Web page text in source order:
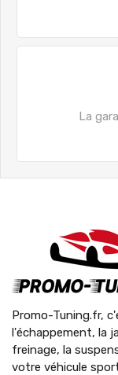
La
Promo-Tuning.fr,
l'échappement, la
freinage, la
votre véhicule